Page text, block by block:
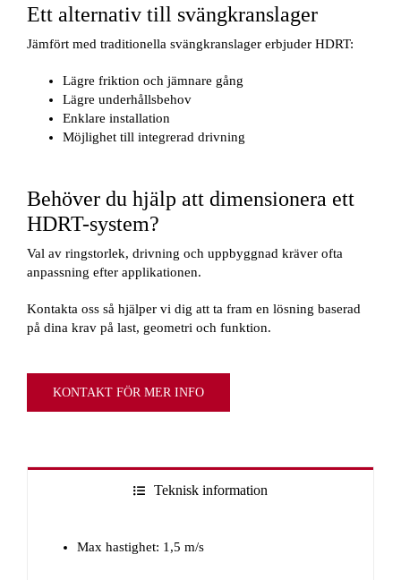
Ett alternativ till svängkranslager
Jämfört med traditionella svängkranslager erbjuder HDRT:
Lägre friktion och jämnare gång
Lägre underhållsbehov
Enklare installation
Möjlighet till integrerad drivning
Behöver du hjälp att dimensionera ett
HDRT-system?
Val av ringstorlek, drivning och uppbyggnad kräver ofta
anpassning efter applikationen.
Kontakta oss så hjälper vi dig att ta fram en lösning baserad
på dina krav på last, geometri och funktion.
KONTAKT FÖR MER INFO
Teknisk information
Max hastighet: 1,5 m/s